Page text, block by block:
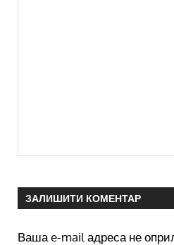
ЗАЛИШИТИ КОМЕНТАР
Ваша e-mail адреса не